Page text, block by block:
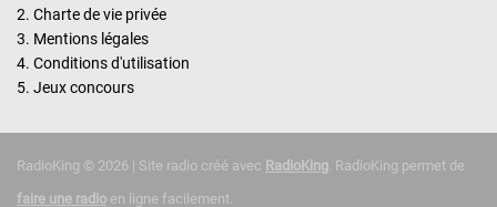
2. Charte de vie privée
3. Mentions légales
4. Conditions d'utilisation
5. Jeux concours
RadioKing © 2026 | Site radio créé avec RadioKing . RadioKing permet de
faire une radio en ligne facilement.